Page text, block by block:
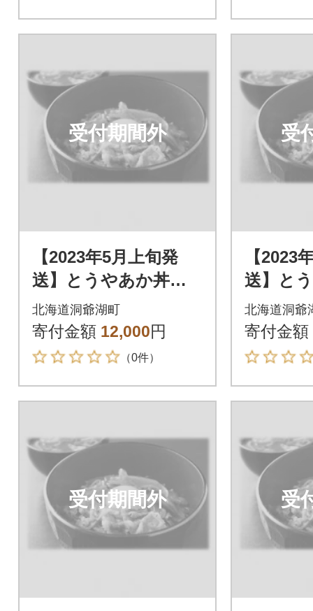
受付期間外
【2023年5月上旬発
送】とうやあか丼の
具 100g×2袋入り 2
箱
北海道洞爺湖町
寄付金額 12,000円
（0件）
受
【2023
送】と
具
箱
北海道洞爺
寄付金額
受付期間外 受